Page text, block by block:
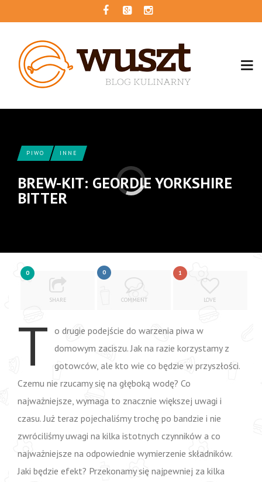
PIWO INNE
BREW-KIT: GEORDIE YORKSHIRE
BITTER
0
SHARE
0
COMMENT
1
LOVE
T o drugie podejście do warzenia piwa w
domowym zaciszu. Jak na razie korzystamy z
gotowców, ale kto wie co będzie w przyszłości.
Czemu nie rzucamy się na głęboką wodę? Co
najważniejsze, wymaga to znacznie większej uwagi i
czasu. Już teraz pojechaliśmy trochę po bandzie i nie
zwróciliśmy uwagi na kilka istotnych czynników a co
najważniejsze na odpowiednie wymierzenie składników.
Jaki będzie efekt? Przekonamy się najpewniej za kilka